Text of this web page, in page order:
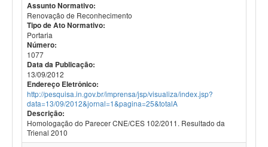
Assunto Normativo:
Renovação de Reconhecimento
Tipo de Ato Normativo:
Portaria
Número:
1077
Data da Publicação:
13/09/2012
Endereço Eletrônico:
http://pesquisa.in.gov.br/imprensa/jsp/visualiza/index.jsp?
data=13/09/2012&jornal=1&pagina=25&totalA
Descrição:
Homologação do Parecer CNE/CES 102/2011. Resultado da
Trienal 2010